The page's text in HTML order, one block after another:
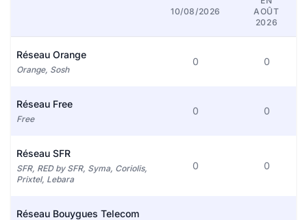
10/08/2026
AOÛT
2026
Réseau Orange
Orange, Sosh
0 0
Réseau Free
Free
0 0
Réseau SFR
SFR, RED by SFR, Syma, Coriolis,
Prixtel, Lebara
0 0
Réseau Bouygues Telecom